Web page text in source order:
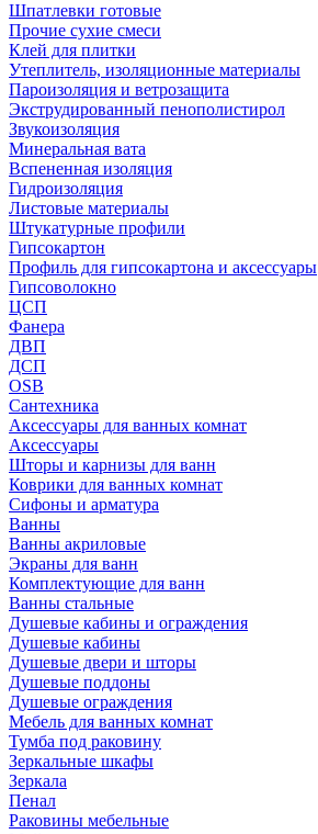
Шпатлевки готовые
Прочие сухие смеси
Клей для плитки
Утеплитель, изоляционные материалы
Пароизоляция и ветрозащита
Экструдированный пенополистирол
Звукоизоляция
Минеральная вата
Вспененная изоляция
Гидроизоляция
Листовые материалы
Штукатурные профили
Гипсокартон
Профиль для гипсокартона и аксессуары
Гипсоволокно
ЦСП
Фанера
ДВП
ДСП
OSB
Сантехника
Аксессуары для ванных комнат
Аксессуары
Шторы и карнизы для ванн
Коврики для ванных комнат
Сифоны и арматура
Ванны
Ванны акриловые
Экраны для ванн
Комплектующие для ванн
Ванны стальные
Душевые кабины и ограждения
Душевые кабины
Душевые двери и шторы
Душевые поддоны
Душевые ограждения
Мебель для ванных комнат
Тумба под раковину
Зеркальные шкафы
Зеркала
Пенал
Раковины мебельные